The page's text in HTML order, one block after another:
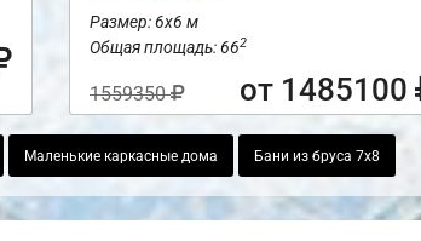
Размер: 6х6 м
Общая площадь: 662
1559350 от 1485100
Маленькие каркасные дома Бани из бруса 7х8